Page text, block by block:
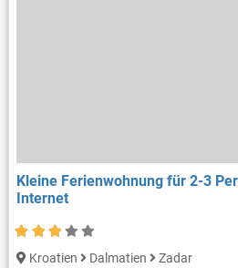
Kleine Ferienwohnung für 2-3
Internet
Kroatien Dalmatien Zadar